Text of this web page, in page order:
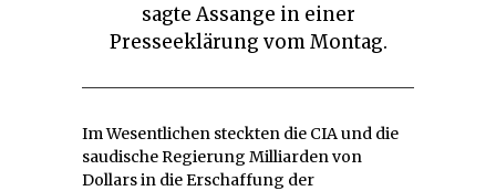
sagte Assange in einer
Presseeklärung vom Montag.
Im Wesentlichen steckten die CIA und die
saudische Regierung Milliarden von
Dollars in die Erschaffung der